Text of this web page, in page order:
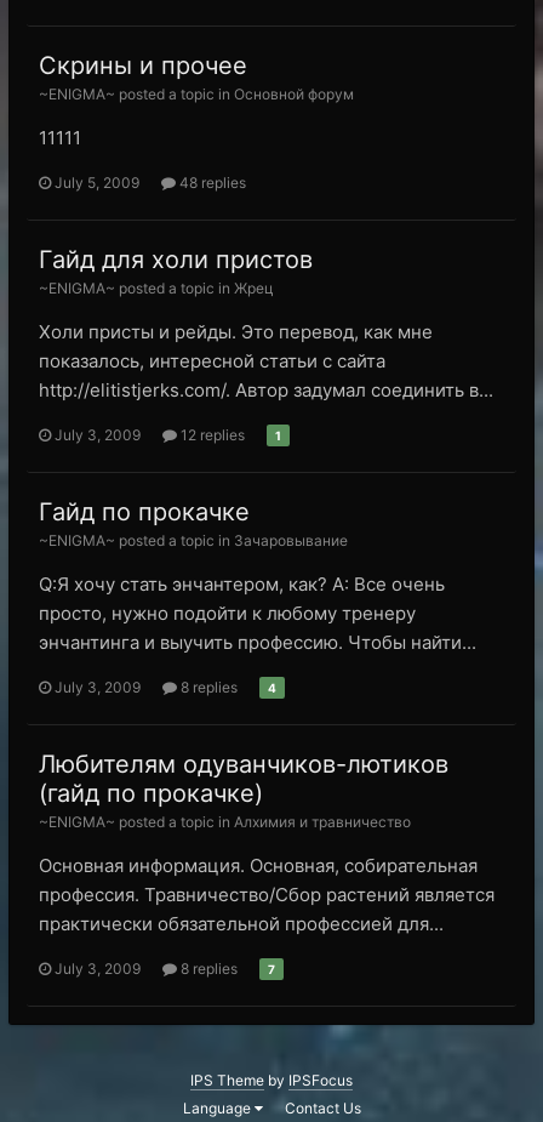
Скрины и прочее
~ENIGMA~ posted a topic in Основной форум
11111
July 5, 2009 48 replies
Гайд для холи пристов
~ENIGMA~ posted a topic in Жрец
Холи присты и рейды. Это перевод, как мне
показалось, интересной статьи с сайта
http://elitistjerks.com/. Автор задумал соединить в...
July 3, 2009 12 replies 1
Гайд по прокачке
~ENIGMA~ posted a topic in Зачаровывание
Q:Я хочу стать энчантером, как? A: Все очень
просто, нужно подойти к любому тренеру
энчантинга и выучить профессию. Чтобы найти...
July 3, 2009 8 replies 4
Любителям одуванчиков-лютиков
(гайд по прокачке)
~ENIGMA~ posted a topic in Алхимия и травничество
Основная информация. Основная, собирательная
профессия. Травничество/Сбор растений является
практически обязательной профессией для...
July 3, 2009 8 replies 7
IPS Theme by IPSFocus
Language
Contact Us